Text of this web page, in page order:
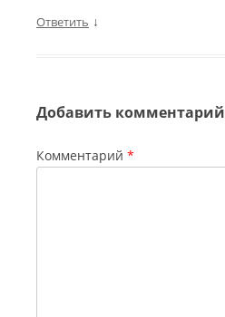
Ответить ↓
Добавить комментарий
Комментарий *